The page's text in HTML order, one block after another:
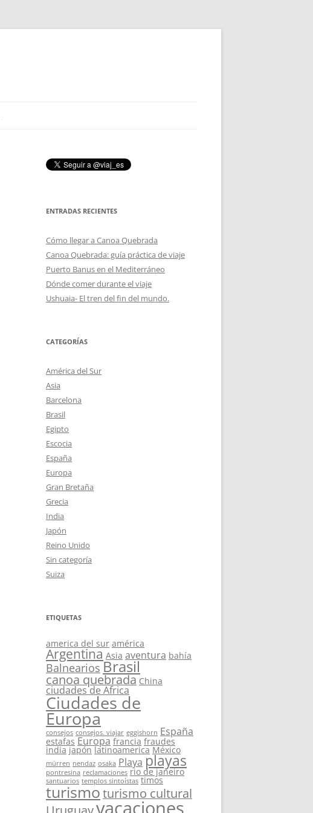
ENTRADAS RECIENTES
Cómo llegar a Canoa Quebrada
Canoa Quebrada: guía práctica de viaje
Puerto Banus en el Mediterráneo
Dónde comer durante el viaje
Ushuaia- El tren del fin del mundo.
CATEGORÍAS
América del Sur
Asia
Barcelona
Brasil
Egipto
Escocia
España
Europa
Gran Bretaña
Grecia
India
Japón
Reino Unido
Sin categoría
Suiza
ETIQUETAS
america del sur américa
Argentina Asia aventura bahía
Balnearios Brasil
canoa quebrada China
ciudades de Africa
Ciudades de
Europa
consejos consejos. viajar eggishorn España
estafas Europa francia fraudes
india japón latinoamerica México
mürren nendaz osaka Playa playas
pontresina reclamaciones rio de janeiro
santuarios templos sintoístas timos
turismoturismo cultural
vacaciones